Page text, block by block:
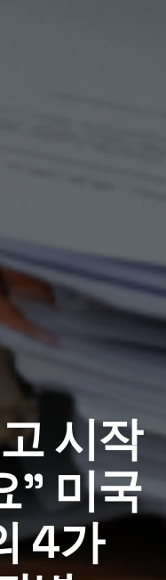
시작
” 미국
4가